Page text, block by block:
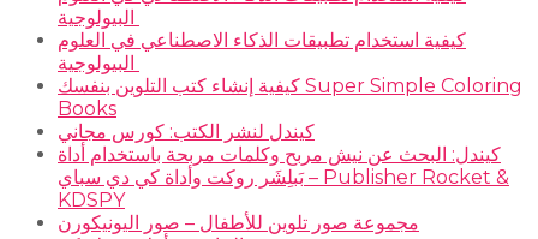
كيفية استخدام تطبيقات الذكاء الاصطناعي في العلوم
كيفية إنشاء كتب التلوين بنفسك Super Simple Coloring
Books
كيندل لنشر الكتب: كورس مجاني
كيندل: البحث عن نيش مربح وكلمات مربحة باستخدام أداة
بَبلِشَر روكت وأداة كي دي سباي – Publisher Rocket &
KDSPY
مجموعة صور تلوين للأطفال – صور اليونيكورن